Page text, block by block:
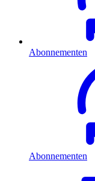
Abonnementen
Abonnementen